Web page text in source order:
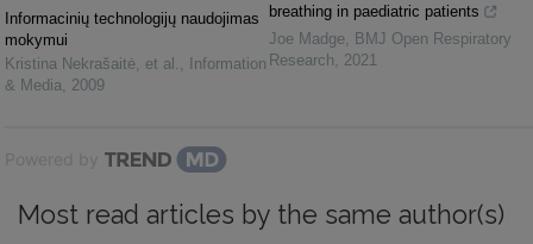
Informacinių technologijų naudojimas
mokymui
Kristina Nekrašaitė, et al.
Information
& Media
2009
breathing in paediatric patients
Joe Madge
BMJ Open Respiratory
Research
2021
Powered by
Most read articles by the same author(s)